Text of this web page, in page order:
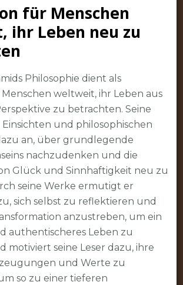
für Menschen
ihr Leben neu zu
Philosophie dient als
Menschen weltweit, ihr Leben aus
zu betrachten. Seine
und philosophischen
an, über grundlegende
nachzudenken und die
Glück und Sinnhaftigkeit neu zu
seine Werke ermutigt er
sich selbst zu reflektieren und
anzustreben, um ein
authentischeres Leben zu
motiviert seine Leser dazu, ihre
und Werte zu
so zu einer tieferen